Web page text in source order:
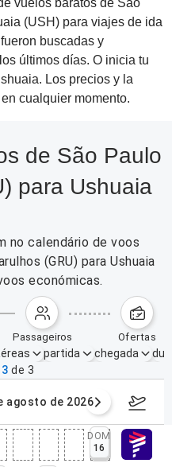
vuelos baratos de São
(USH) para viajes de ida
buscadas y
últimos días. O inicia tu
Los precios y la
cualquier momento.
de São Paulo
para Ushuaia
no calendário de voos
(GRU) para Ushuaia
económicas.
passageiros ofertas
partida chegada
3 de 3
agosto de 2026 17–23
DOM
16